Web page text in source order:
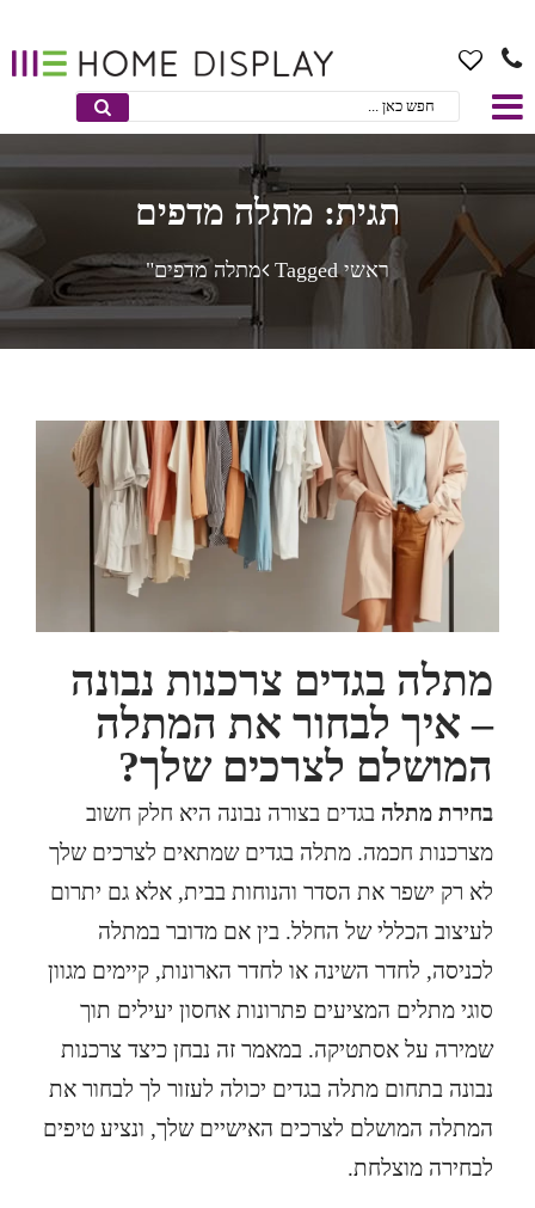
תגית: מתלה מדפים
ראשי Taggedמתלה מדפים"
מתלה בגדים צרכנות נבונה
– איך לבחור את המתלה
המושלם לצרכים שלך?
בחירת מתלה בגדים בצורה נבונה היא חלק חשוב
מצרכנות חכמה. מתלה בגדים שמתאים לצרכים שלך
לא רק ישפר את הסדר והנוחות בבית, אלא גם יתרום
לעיצוב הכללי של החלל. בין אם מדובר במתלה
לכניסה, לחדר השינה או לחדר הארונות, קיימים מגוון
סוגי מתלים המציעים פתרונות אחסון יעילים תוך
שמירה על אסתטיקה. במאמר זה נבחן כיצד צרכנות
נבונה בתחום מתלה בגדים יכולה לעזור לך לבחור את
המתלה המושלם לצרכים האישיים שלך, ונציע טיפים
לבחירה מוצלחת.